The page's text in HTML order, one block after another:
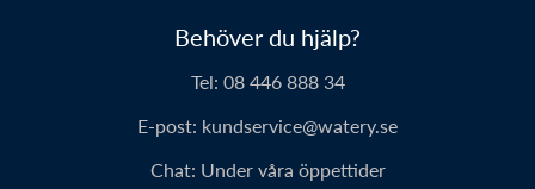
Prisgaranti
Retur
Vår historia
Personerna bakom Watery
Behöver du hjälp?
Tel: 08 446 888 34
E-post: kundservice@watery.se
Chat: Under våra öppettider